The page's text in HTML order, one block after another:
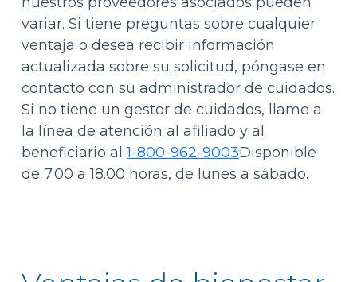
variar. Si tiene preguntas sobre cualquier
ventaja o desea recibir información
actualizada sobre su solicitud, póngase en
contacto con su administrador de cuidados.
Si no tiene un gestor de cuidados, llame a
la línea de atención al afiliado y al
beneficiario al1-800-962-9003Disponible
de 7.00 a 18.00 horas, de lunes a sábado.